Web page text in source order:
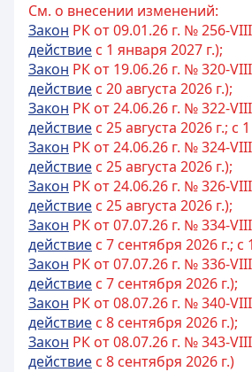
См. о внесении изменений:
Закон РК от 09.01.26 г. № 256-
действие с 1 января 2027 г.);
Закон РК от 19.06.26 г. № 320-
действие с 20 августа 2026 г.);
Закон РК от 24.06.26 г. № 322-
действие с 25 августа 2026 г.; с
Закон РК от 24.06.26 г. № 324-
действие с 25 августа 2026 г.);
Закон РК от 24.06.26 г. № 326-
действие с 25 августа 2026 г.);
Закон РК от 07.07.26 г. № 334-
действие с 7 сентября 2026 г.; с
Закон РК от 07.07.26 г. № 336-
действие с 7 сентября 2026 г.);
Закон РК от 08.07.26 г. № 340-
действие с 8 сентября 2026 г.);
Закон РК от 08.07.26 г. № 343-
действие с 8 сентября 2026 г.)